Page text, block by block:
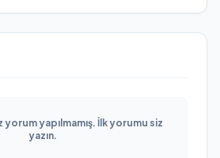
yorum yapılmamış. İlk yorumu siz
yazın.